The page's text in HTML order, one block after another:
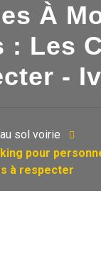
À
: Les
-
sol voirie
pour
à respecter